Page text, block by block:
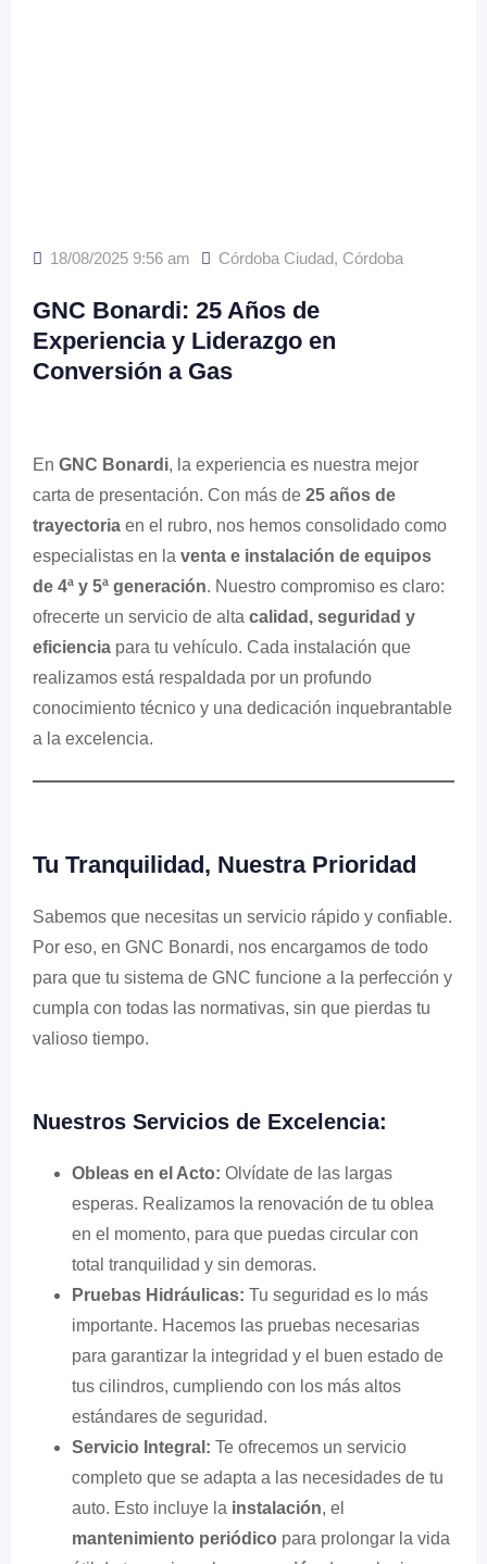
18/08/2025 9:56 am Córdoba Ciudad, Córdoba
GNC Bonardi: 25 Años de
Experiencia y Liderazgo en
Conversión a Gas
En GNC Bonardi, la experiencia es nuestra mejor
carta de presentación. Con más de 25 años de
trayectoria en el rubro, nos hemos consolidado como
especialistas en la venta e instalación de equipos
de 4ª y 5ª generación. Nuestro compromiso es claro:
ofrecerte un servicio de alta calidad, seguridad y
eficiencia para tu vehículo. Cada instalación que
realizamos está respaldada por un profundo
conocimiento técnico y una dedicación inquebrantable
a la excelencia.
Tu Tranquilidad, Nuestra Prioridad
Sabemos que necesitas un servicio rápido y confiable.
Por eso, en GNC Bonardi, nos encargamos de todo
para que tu sistema de GNC funcione a la perfección y
cumpla con todas las normativas, sin que pierdas tu
valioso tiempo.
Nuestros Servicios de Excelencia:
Obleas en el Acto: Olvídate de las largas
esperas. Realizamos la renovación de tu oblea
en el momento, para que puedas circular con
total tranquilidad y sin demoras.
Pruebas Hidráulicas: Tu seguridad es lo más
importante. Hacemos las pruebas necesarias
para garantizar la integridad y el buen estado de
tus cilindros, cumpliendo con los más altos
estándares de seguridad.
Servicio Integral: Te ofrecemos un servicio
completo que se adapta a las necesidades de tu
auto. Esto incluye la instalación, el
mantenimiento periódico para prolongar la vida